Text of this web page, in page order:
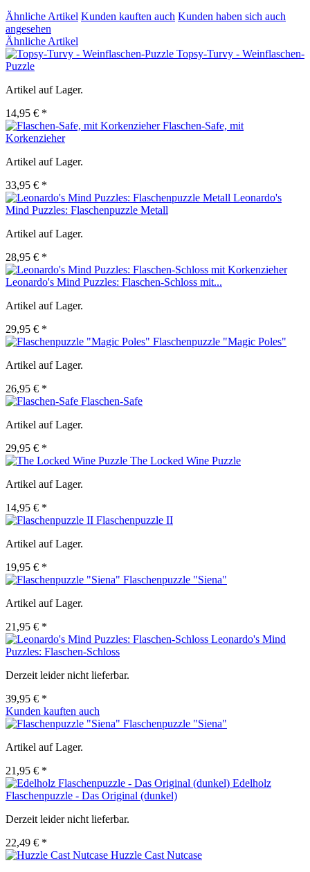
Ähnliche Artikel Kunden kauften auch Kunden haben sich auch
angesehen
Ähnliche Artikel
Topsy-Turvy - Weinflaschen-
Puzzle
Artikel auf Lager.
14,95 € *
Flaschen-Safe, mit
Korkenzieher
Artikel auf Lager.
33,95 € *
Leonardo's
Mind Puzzles: Flaschenpuzzle Metall
Artikel auf Lager.
28,95 € *
Leonardo's Mind Puzzles: Flaschen-Schloss mit...
Artikel auf Lager.
29,95 € *
Flaschenpuzzle "Magic Poles"
Artikel auf Lager.
26,95 € *
Flaschen-Safe
Artikel auf Lager.
29,95 € *
The Locked Wine Puzzle
Artikel auf Lager.
14,95 € *
Flaschenpuzzle II
Artikel auf Lager.
19,95 € *
Flaschenpuzzle "Siena"
Artikel auf Lager.
21,95 € *
Leonardo's Mind
Puzzles: Flaschen-Schloss
Derzeit leider nicht lieferbar.
39,95 € *
Kunden kauften auch
Flaschenpuzzle "Siena"
Artikel auf Lager.
21,95 € *
Edelholz
Flaschenpuzzle - Das Original (dunkel)
Derzeit leider nicht lieferbar.
22,49 € *
Huzzle Cast Nutcase